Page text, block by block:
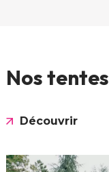
Nos tentes
Découvrir